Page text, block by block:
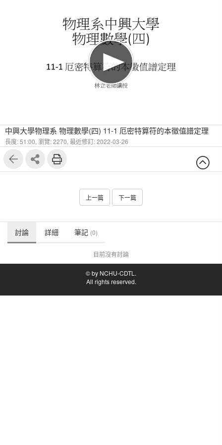
中興大學物理系 物理數學(四) 11-1 厄密特算符的本徵值譜定理
長度: 51:00, 瀏覽: 2270, 最近修訂: 2022-03-26
上一篇 下一篇
討論 詳細 筆記 (0)
目前沒有討論
© by NCHU-CDTL.
All rights reserved.